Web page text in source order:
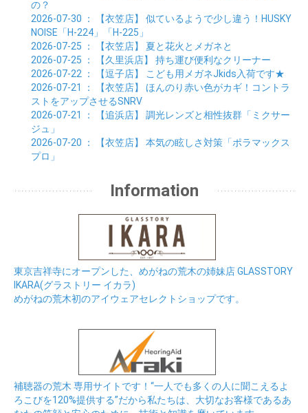
の？
2026-07-30 ： 【衣笠店】 似ているようで少し違う！HUSKY
NOISE「H-224」「H-225」
2026-07-25 ： 【衣笠店】 夏と花火とメガネと
2026-07-25 ： 【久里浜店】 持ち運び便利なクリーナー
2026-07-22 ： 【逗子店】 こども用メガネJkids入荷です★
2026-07-21
： 【衣笠店】 ほんのり赤い色がカギ！コントラ
ストをアップさせるSNRV
2026-07-21
： 【追浜店】 調光レンズと相性抜群「ミクサー
ジュ」
2026-07-20 ： 【衣笠店】 本気の眩しさ対策「ポラマックス
プロ」
Information
東京吉祥寺にオープンした、めがねの荒木の姉妹店 GLASSTORY
IKARA(グラストリー イカラ)
めがねの荒木初のアイウェアセレクトショップです。
補聴器の荒木 専用サイトです！“一人でも多くの人に聞こえるよ
ろこびを120%提供する”だから私たちは、大切なお客様であるあ